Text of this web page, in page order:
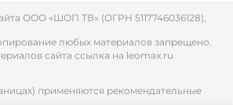
ООО «ШОП ТВ» (ОГРН 5117746036128),
любых материалов запрещено.
сайта ссылка на leomax.ru
применяются рекомендательные